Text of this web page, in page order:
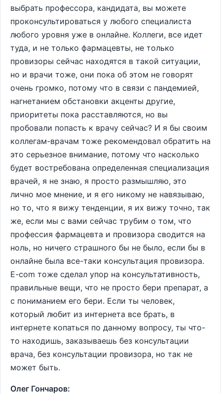
выбрать профессора, кандидата, вы можете
проконсультироваться у любого специалиста
любого уровня уже в онлайне. Коллеги, все идет
туда, и не только фармацевты, не только
провизоры сейчас находятся в такой ситуации,
но и врачи тоже, они пока об этом не говорят
очень громко, потому что в связи с пандемией,
нагнетанием обстановки акценты другие,
приоритеты пока расставляются, но вы
пробовали попасть к врачу сейчас? И я бы своим
коллегам-врачам тоже рекомендовал обратить на
это серьезное внимание, потому что насколько
будет востребована определенная специализация
врачей, я не знаю, я просто размышляю, это
лично мое мнение, и я его никому не навязываю,
но то, что я вижу тенденции, я их вижу точно, так
же, если мы с вами сейчас трубим о том, что
профессия фармацевта и провизора сводится на
ноль, но ничего страшного бы не было, если бы в
онлайне была все-таки консультация провизора.
E-com тоже сделал упор на консультативность,
правильные вещи, что не просто бери препарат, а
с пониманием его бери. Если ты человек,
который любит из интернета все брать, в
интернете копаться по данному вопросу, ты что-
то находишь, заказываешь без консультации
врача, без консультации провизора, но так не
может быть.
Олег Гончаров: